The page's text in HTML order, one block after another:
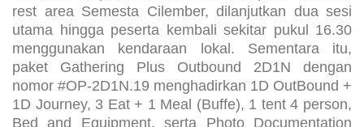
rest area Semesta Cilember, dilanjutkan dua sesi
utama hingga peserta kembali sekitar pukul 16.30
menggunakan kendaraan lokal. Sementara itu,
paket Gathering Plus Outbound 2D1N dengan
nomor #OP-2D1N.19 menghadirkan 1D OutBound +
1D Journey, 3 Eat + 1 Meal (Buffe), 1 tent 4 person,